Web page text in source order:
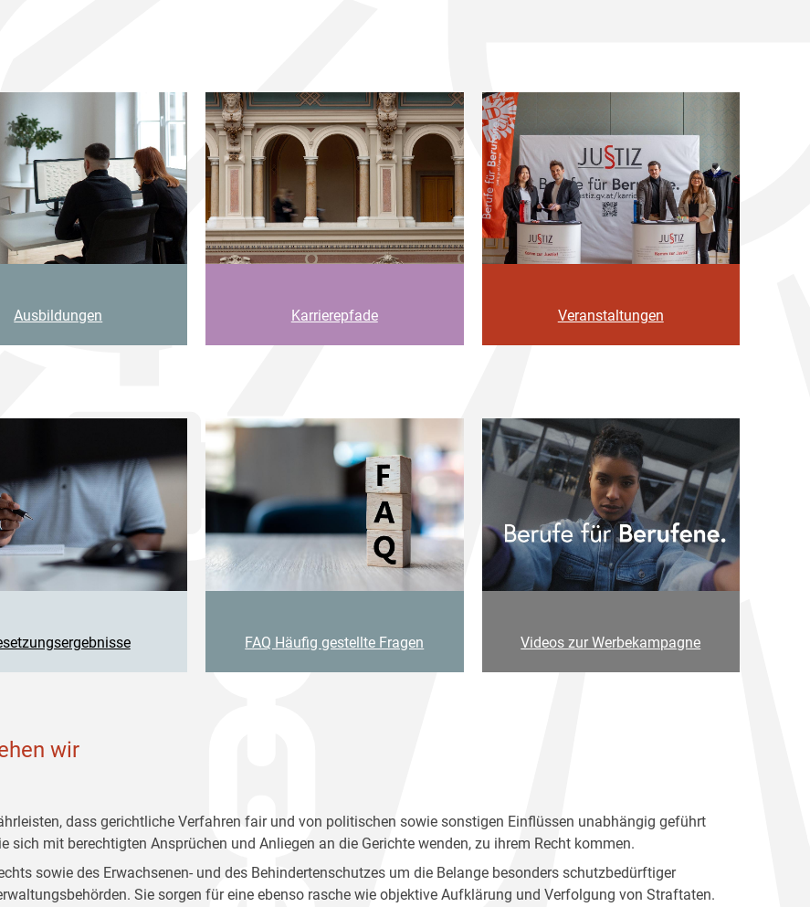
Ausbildungen Karrierepfade Veranstaltungen
FAQ Häufig gestellte Fragen Videos zur Werbekampagne
wir
dass gerichtliche Verfahren fair und von politischen sowie sonstigen Einflüssen unabhängig geführt
sich mit berechtigten Ansprüchen und Anliegen an die Gerichte wenden, zu ihrem Recht kommen.
sowie des Erwachsenen- und des Behindertenschutzes um die Belange besonders schutzbedürftiger
Sie sorgen für eine ebenso rasche wie objektive Aufklärung und Verfolgung von Straftaten.